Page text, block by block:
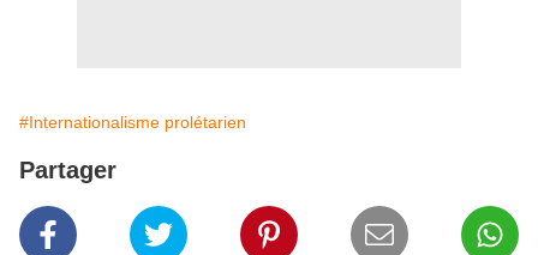
#Internationalisme prolétarien
Partager